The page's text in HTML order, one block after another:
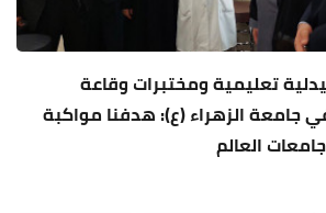
تعليمية ومختبرات وقاعة
جامعة الزهراء (ع): هدفنا مواكبة
العالم